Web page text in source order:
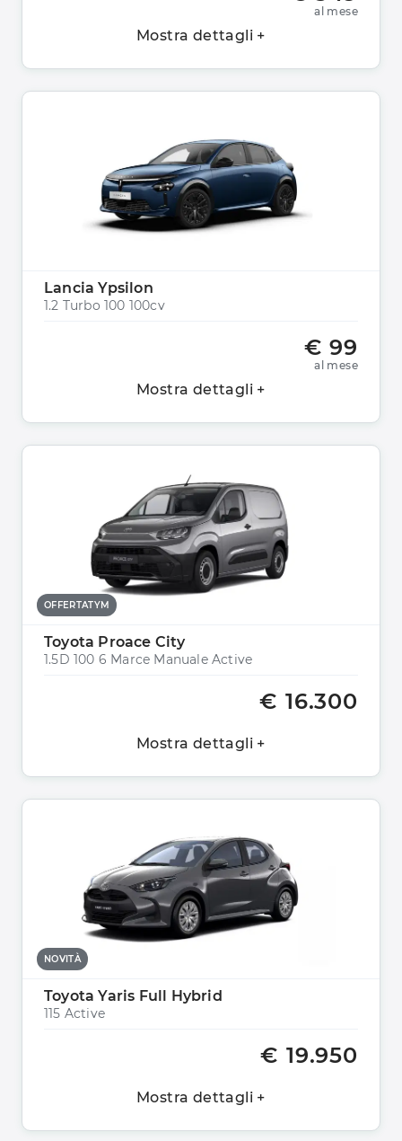
al mese
Mostra dettagli +
Lancia Ypsilon
1.2 Turbo 100 100cv
€ 99
al mese
Mostra dettagli +
OFFERTATYM
Toyota Proace City
1.5D 100 6 Marce Manuale Active
€ 16.300
Mostra dettagli +
NOVITÀ
Toyota Yaris Full Hybrid
115 Active
€ 19.950
Mostra dettagli +